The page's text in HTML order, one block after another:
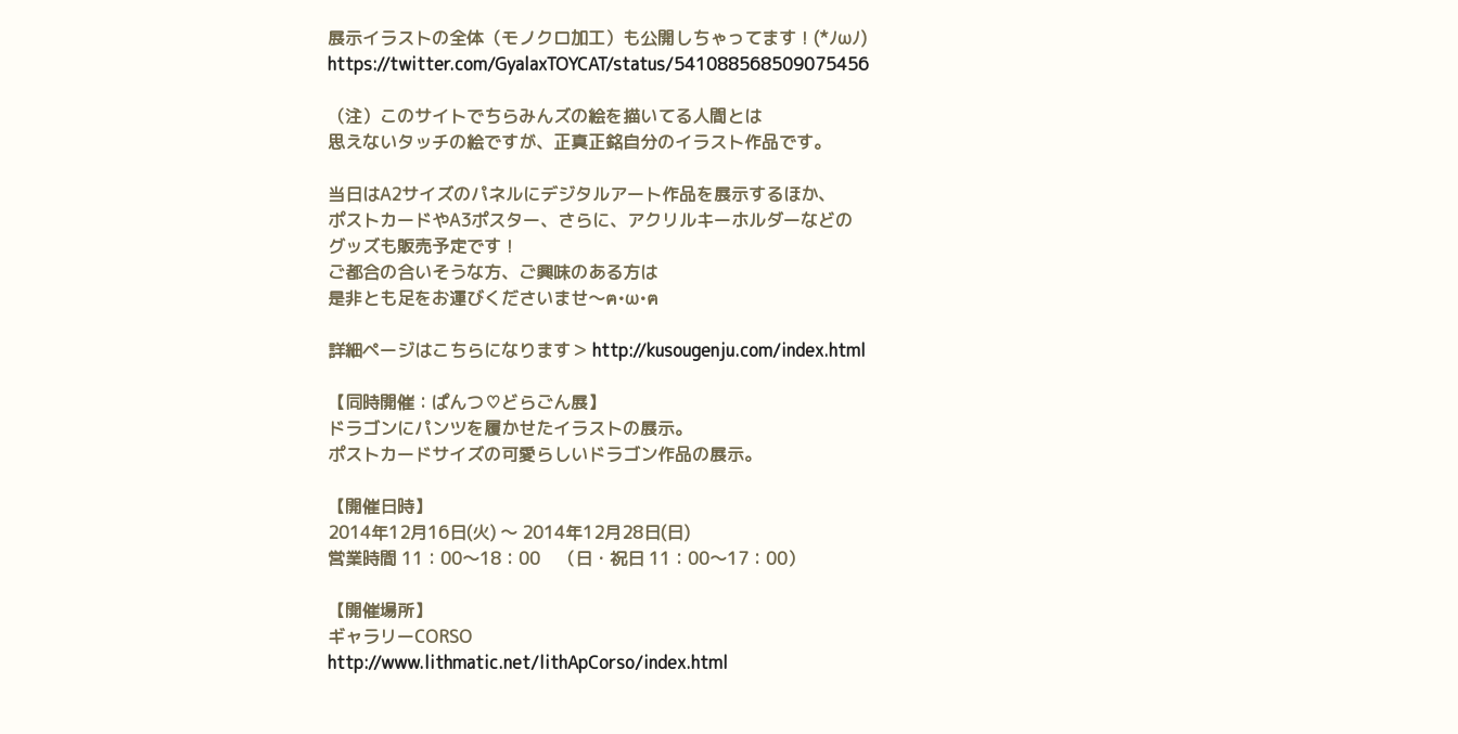
展示イラストの全体（モノクロ加工）も公開しちゃってます！(*ﾉωﾉ)
https://twitter.com/GyalaxTOYCAT/status/541088568509075456
（注）このサイトでちらみんズの絵を描いてる人間とは
思えないタッチの絵ですが、正真正銘自分のイラスト作品です。
当日はA2サイズのパネルにデジタルアート作品を展示するほか、
ポストカードやA3ポスター、さらに、アクリルキーホルダーなどの
グッズも販売予定です！
ご都合の合いそうな方、ご興味のある方は
是非とも足をお運びくださいませ～ฅ•ω•ฅ
詳細ページはこちらになります＞ http://kusougenju.com/index.html
【同時開催：ぱんつ♡どらごん展】
ドラゴンにパンツを履かせたイラストの展示。
ポストカードサイズの可愛らしいドラゴン作品の展示。
【開催日時】
2014年12月16日(火) ～ 2014年12月28日(日)
営業時間 11：00～18：00 （日・祝日 11：00～17：00）
【開催場所】
ギャラリーCORSO
http://www.lithmatic.net/lithApCorso/index.html